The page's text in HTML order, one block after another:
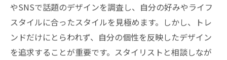
やSNSで話題のデザインを調査し、自分の好みやライフ
スタイルに合ったスタイルを見極めます。しかし、トレ
ンドだけにとらわれず、自分の個性を反映したデザイン
を追求することが重要です。スタイリストと相談しなが